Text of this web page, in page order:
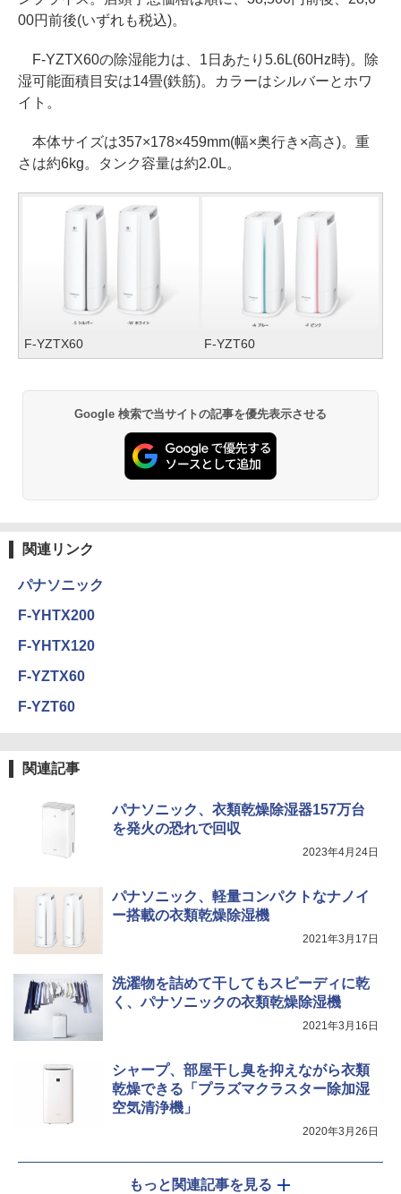
00円前後(いずれも税込)。
F-YZTX60の除湿能力は、1日あたり5.6L(60Hz時)。除
湿可能面積目安は14畳(鉄筋)。カラーはシルバーとホワ
イト。
本体サイズは357×178×459mm(幅×奥行き×高さ)。重
さは約6kg。タンク容量は約2.0L。
F-YZTX60 F-YZT60
Google 検索で当サイトの記事を優先表示させる
関連リンク
パナソニック
F-YHTX200
F-YHTX120
F-YZTX60
F-YZT60
関連記事
パナソニック、衣類乾燥除湿器157万台
を発火の恐れで回収
2023年4月24日
パナソニック、軽量コンパクトなナノイ
ー搭載の衣類乾燥除湿機
2021年3月17日
洗濯物を詰めて干してもスピーディに乾
く、パナソニックの衣類乾燥除湿機
2021年3月16日
シャープ、部屋干し臭を抑えながら衣類
乾燥できる「プラズマクラスター除加湿
空気清浄機」
2020年3月26日
もっと関連記事を見る